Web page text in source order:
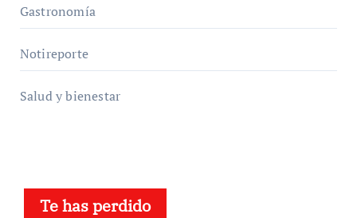
Gastronomía
Notireporte
Salud y bienestar
Te has perdido